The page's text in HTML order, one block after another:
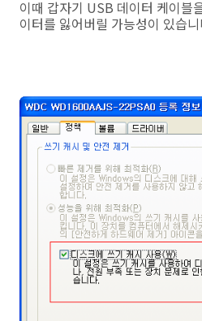
이때 갑자기 USB 데이터 케이블
이터를 잃어버릴 가능성이 있습